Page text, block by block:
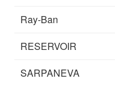
Ray-Ban
RESERVOIR
SARPANEVA